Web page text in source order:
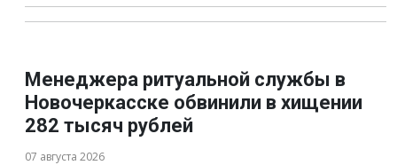
Менеджера ритуальной службы в
Новочеркасске обвинили в хищении
282 тысяч рублей
07 августа 2026